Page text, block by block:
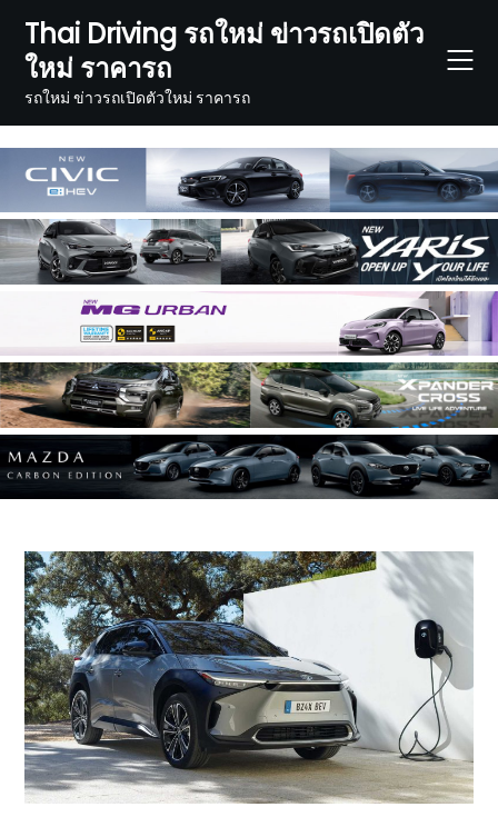
content
Thai Driving รถใหม่ ข่าวรถเปิดตัว
ใหม่ ราคารถ
รถใหม่ ข่าวรถเปิดตัวใหม่ ราคารถ